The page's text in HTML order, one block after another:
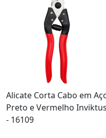
Alicate Corta Cabo em
Preto e Vermelho Inviktus
- 16109